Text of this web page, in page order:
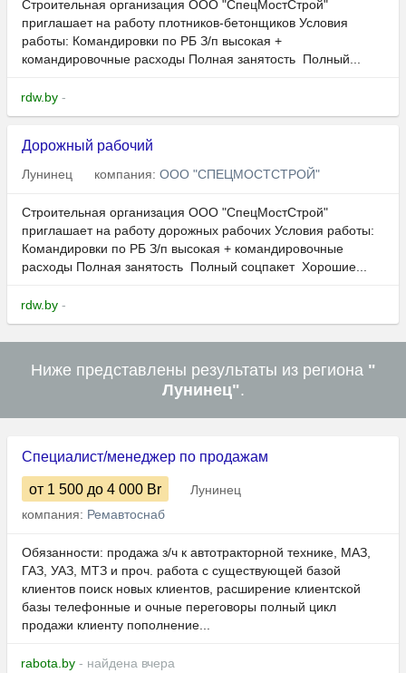
Строительная организация ООО "СпецМостСтрой"
приглашает на работу плотников-бетонщиков Условия
работы: Командировки по РБ З/п высокая +
командировочные расходы Полная занятость Полный...
rdw.by -
Дорожный рабочий
Лунинец компания: ООО "СПЕЦМОСТСТРОЙ"
Строительная организация ООО "СпецМостСтрой"
приглашает на работу дорожных рабочих Условия работы:
Командировки по РБ З/п высокая + командировочные
расходы Полная занятость Полный соцпакет Хорошие...
rdw.by -
Ниже представлены результаты из региона "
Лунинец".
Специалист/менеджер по продажам
от 1 500 до 4 000 Br
Лунинец
компания: Ремавтоснаб
Обязанности: продажа з/ч к автотракторной технике, МАЗ,
ГАЗ, УАЗ, МТЗ и проч. работа с существующей базой
клиентов поиск новых клиентов, расширение клиентской
базы телефонные и очные переговоры полный цикл
продажи клиенту пополнение...
rabota.by - найдена вчера